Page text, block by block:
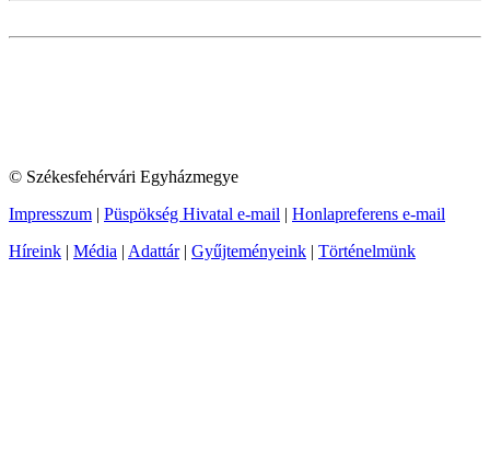
© Székesfehérvári Egyházmegye
Impresszum | Püspökség Hivatal e-mail | Honlapreferens e-mail
Híreink | Média | Adattár| Gyűjteményeink | Történelmünk